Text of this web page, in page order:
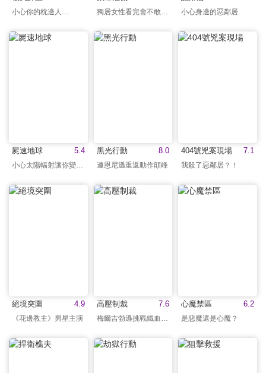
小心你的枕邊人… 獨居女性看完會不敢回家 小心身邊的惡鄰居
5.4
屍速地球
小心太陽輻射讓你變活屍
8.0
黑光行動
連恩尼遜重返動作顛峰
7.1
404號兇案現場
我殺了惡鄰居？！
4.9
絕境突圍
《花邊教主》男星主演
7.6
高壓制裁 6.2
心魔禁區
是惡魔還是心魔？